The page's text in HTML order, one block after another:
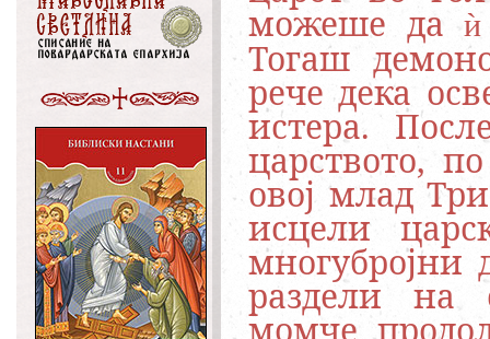
можеше да ѝ
Тогаш
рече дека
истера.
царството,
овој млад
исцели
многубројни
раздели на
момче